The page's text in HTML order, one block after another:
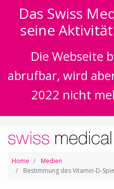
Das Swiss
seine
Die Webseite
abrufbar, wird
2022 nicht
Home
Medien
Bestimmung des Vitamin-D-